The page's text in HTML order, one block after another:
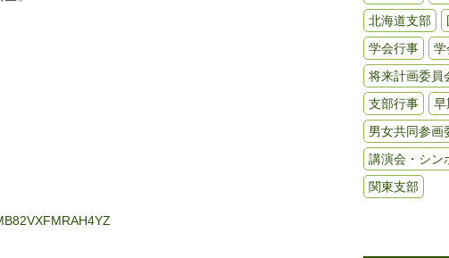
北海道支部
学会行事
学
将来計画委員
支部行事
早
男女共同参画
講演会・シン
関東支部